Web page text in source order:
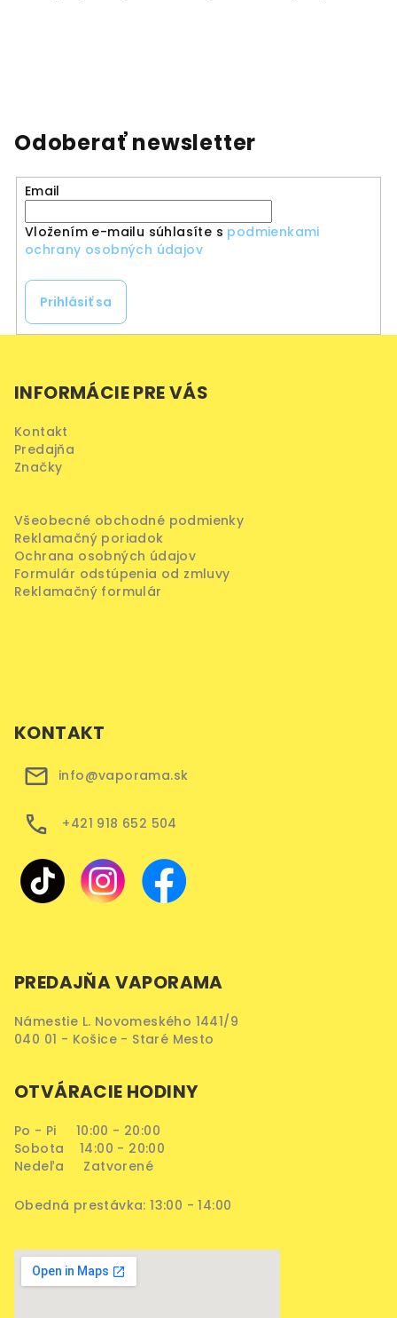
Odoberať newsletter
Email
Vložením e-mailu súhlasíte s podmienkami
ochrany osobných údajov
Prihlásiť sa
INFORMÁCIE PRE VÁS
Kontakt
Predajňa
Značky
Všeobecné obchodné podmienky
Reklamačný poriadok
Ochrana osobných údajov
Formulár odstúpenia od zmluvy
Reklamačný formulár
KONTAKT
info@vaporama.sk
+421 918 652 504
PREDAJŇA VAPORAMA
Námestie L. Novomeského 1441/9
040 01 - Košice - Staré Mesto
OTVÁRACIE HODINY
Po - Pi 10:00 - 20:00
Sobota 14:00 - 20:00
Nedeľa Zatvorené
Obedná prestávka: 13:00 - 14:00